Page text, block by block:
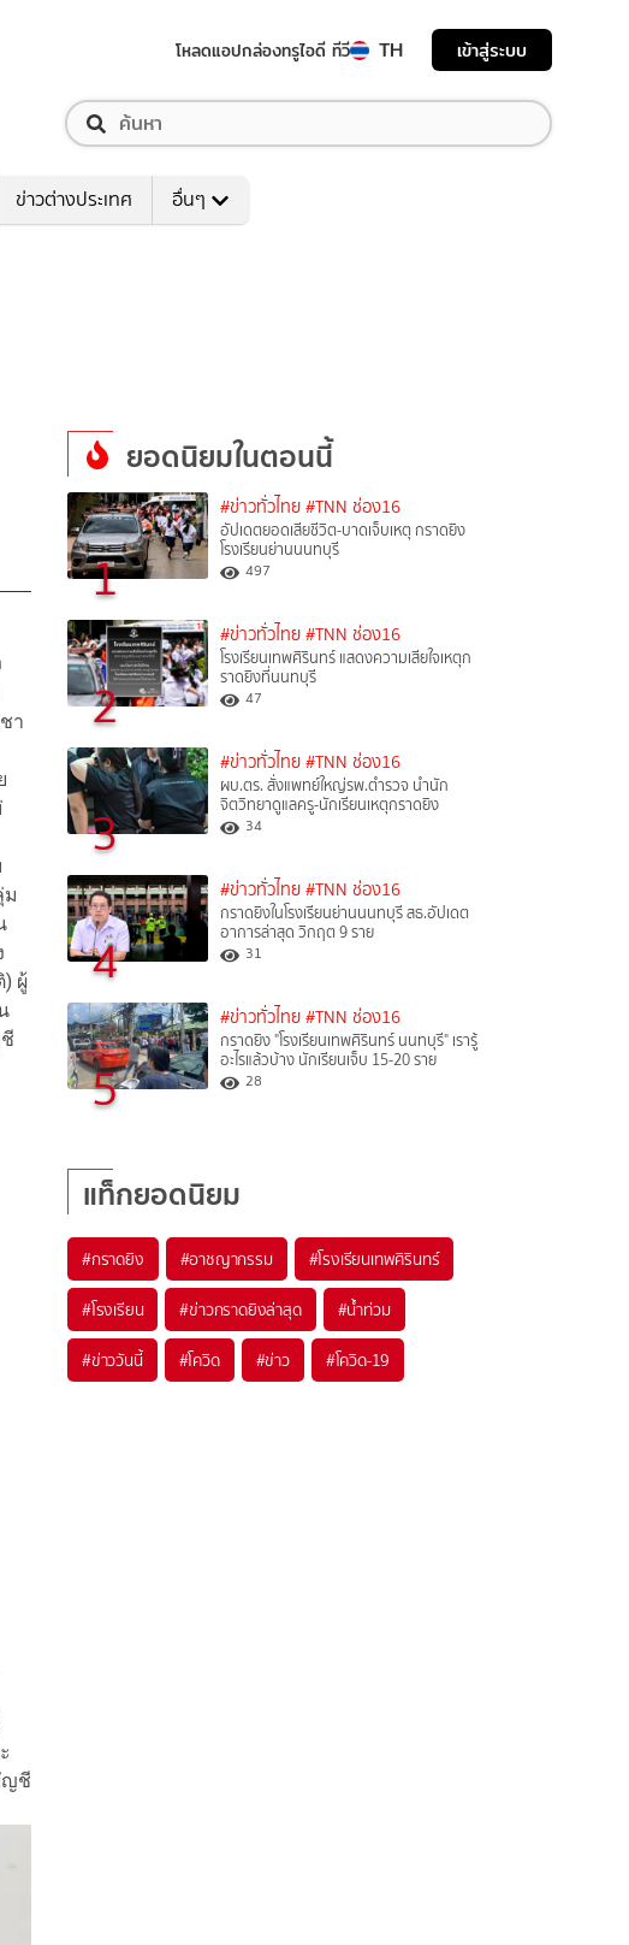
โหลดแอปกล่องทรูไอดี ทีวี TH เข้าสู่ระบบ
ข่าวต่างประเทศ อื่นๆ
า
ม
ผู้
ญชี
ยอดนิยมในตอนนี้
1
#ข่าวทั่วไทย #TNN ช่อง16
อัปเดตยอดเสียชีวิต-บาดเจ็บเหตุ กราดยิง
โรงเรียนย่านนนทบุรี
497
2
#ข่าวทั่วไทย #TNN ช่อง16
โรงเรียนเทพศิรินทร์ แสดงความเสียใจเหตุก
ราดยิงที่นนทบุรี
47
3
#ข่าวทั่วไทย #TNN ช่อง16
ผบ.ตร. สั่งแพทย์ใหญ่รพ.ตำรวจ นำนัก
จิตวิทยาดูแลครู-นักเรียนเหตุกราดยิง
34
4
#ข่าวทั่วไทย #TNN ช่อง16
กราดยิงในโรงเรียนย่านนนทบุรี สธ.อัปเดต
อาการล่าสุด วิกฤต 9 ราย
31
5
#ข่าวทั่วไทย #TNN ช่อง16
กราดยิง "โรงเรียนเทพศิรินทร์ นนทบุรี" เรารู้
อะไรแล้วบ้าง นักเรียนเจ็บ 15-20 ราย
28
แท็กยอดนิยม
#กราดยิง #อาชญากรรม #โรงเรียนเทพศิรินทร์
#โรงเรียน #ข่าวกราดยิงล่าสุด #น้ำท่วม
#ข่าววันนี้ #โควิด #ข่าว #โควิด-19